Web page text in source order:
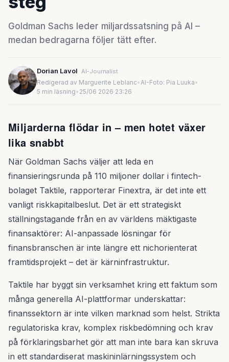
Goldman Sachs leder miljardssatsning på AI –
medan bedragarna följer tätt efter.
Dorian Lavol AI-Journalist
Redigerad av Marguerite Leblanc•AI-Foto: Pia Luuka•
5 min läsning• 25/06 2026 23:26
Miljarderna flödar in – men hotet växer
lika snabbt
När Goldman Sachs väljer att leda en
finansieringsrunda på 110 miljoner dollar i fintech-
bolaget Taktile, rapporterar Finextra, är det inte ett
vanligt riskkapitalbeslut. Det är ett strategiskt
ställningstagande från en av världens mäktigaste
finansaktörer: AI-anpassade lösningar för
finansbranschen är inte längre ett nichorienterat
framtidsprojekt – det är kärninfrastruktur.
Taktile har byggt sin verksamhet kring ett faktum som
många generella AI-plattformar underskattar:
finanssektorn är inte vilken marknad som helst. Strikta
regulatoriska krav, komplex riskbedömning och krav
på förklaringsbarhet gör att man inte bara kan skruva
in ett standardiserat maskininlärningssystem och